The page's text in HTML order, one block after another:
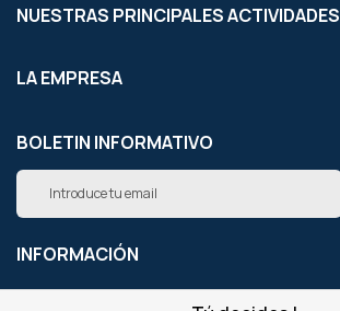
NUESTRAS PRINCIPALES ACTIVIDADES
LA EMPRESA
BOLETIN INFORMATIVO
Inscríbete
nuestro
boletín
de
noticias:
INFORMACIÓN